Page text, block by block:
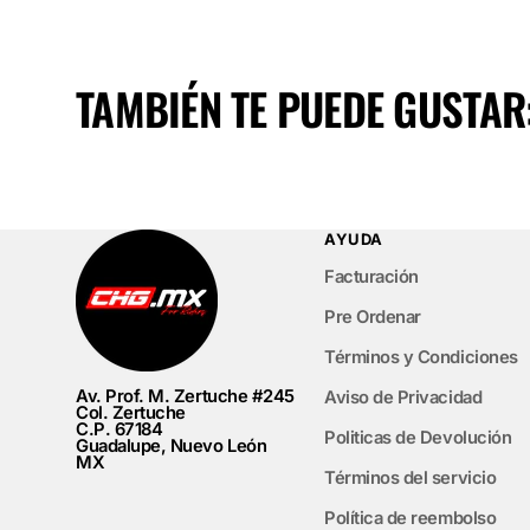
TAMBIÉN TE PUEDE
Av. Prof. M. Zertuche #245
Col. Zertuche
C.P. 67184
Guadalupe, Nuevo León
MX
AYUDA
Facturación
Pre Ordenar
Términos y Condiciones
Aviso de Privacidad
Politicas de Devolución
Términos del servicio
Política de reembolso